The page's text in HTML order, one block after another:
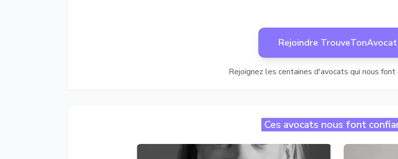
Rejoindre TrouveTonAvocat
Rejoignez les centaines d'avocats qui nous font
Ces avocats nous font